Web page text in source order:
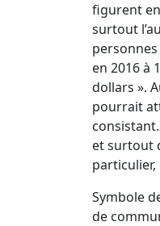
figurent
surtout
en 2016 à
dollars ».
pourrait
et surtout
Symbole
de